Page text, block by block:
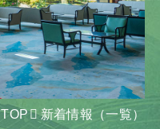
TOP 新着情報（一覧）
アクセス
よくあるご質問
食物アレルギーを
お持ちの方へ
日付未定
室
大人
名